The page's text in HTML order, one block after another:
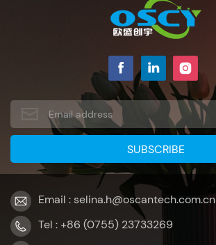
Email : selina.h@oscantech.com.cn
Tel : +86 (0755) 23733269